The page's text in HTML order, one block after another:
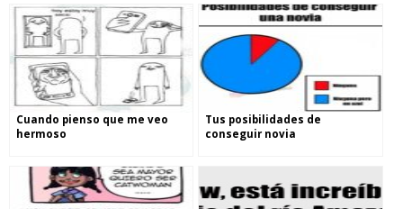
Cuando pienso que me veo
hermoso
Tus posibilidades de
conseguir novia